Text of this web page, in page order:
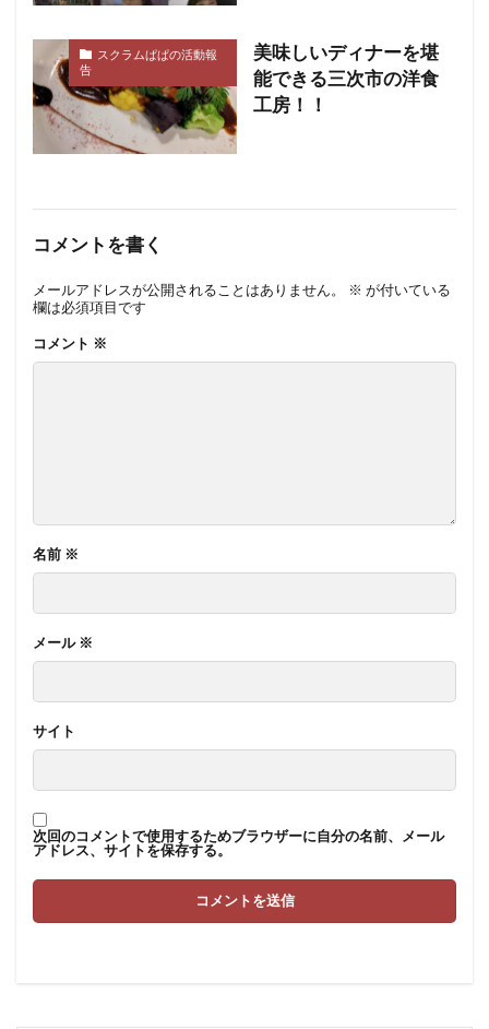
スクラムぱぱの活動報
告
美味しいディナーを堪
能できる三次市の洋食
工房！！
コメントを書く
メールアドレスが公開されることはありません。 ※ が付いている
欄は必須項目です
コメント ※
名前 ※
メール ※
サイト
次回のコメントで使用するためブラウザーに自分の名前、メール
アドレス、サイトを保存する。